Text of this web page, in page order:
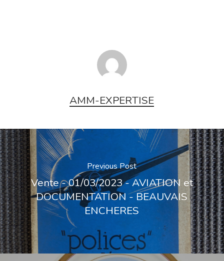
AMM-EXPERTISE
Previous Post
Vente - 01/03/2023 - AVIATION et
DOCUMENTATION - BEAUVAIS
ENCHERES